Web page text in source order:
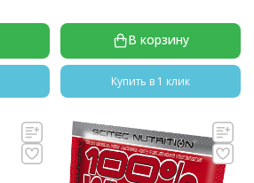
В корзину
Купить в 1 клик